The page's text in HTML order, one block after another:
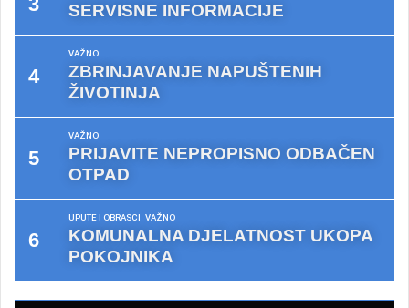
SERVISNE INFORMACIJE
VAŽNO
ZBRINJAVANJE NAPUŠTENIH
ŽIVOTINJA
VAŽNO
PRIJAVITE NEPROPISNO ODBAČEN
OTPAD
UPUTE I OBRASCI VAŽNO
KOMUNALNA DJELATNOST UKOPA
POKOJNIKA